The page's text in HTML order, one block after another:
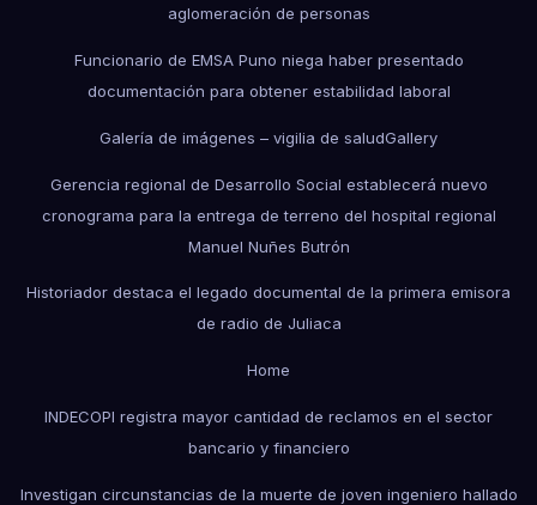
aglomeración de personas
Funcionario de EMSA Puno niega haber presentado
documentación para obtener estabilidad laboral
Galería de imágenes – vigilia de saludGallery
Gerencia regional de Desarrollo Social establecerá nuevo
cronograma para la entrega de terreno del hospital regional
Manuel Nuñes Butrón
Historiador destaca el legado documental de la primera emisora
de radio de Juliaca
Home
INDECOPI registra mayor cantidad de reclamos en el sector
bancario y financiero
Investigan circunstancias de la muerte de joven ingeniero hallado